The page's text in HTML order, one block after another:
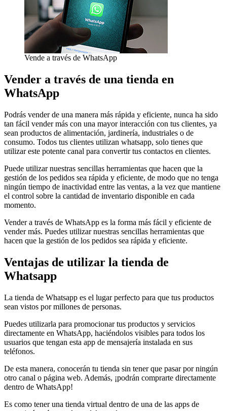
Vende a través de WhatsApp
Vender a través de una tienda en
WhatsApp
Podrás vender de una manera más rápida y eficiente, nunca ha sido
tan fácil vender más con una mayor interacción con tus clientes, ya
sean productos de alimentación, jardinería, industriales o de
consumo. Todos tus clientes utilizan whatsapp, solo tienes que
utilizar este potente canal para convertir tus contactos en clientes.
Puede utilizar nuestras sencillas herramientas que hacen que la
gestión de los pedidos sea rápida y eficiente, de modo que no tenga
ningún tiempo de inactividad entre las ventas, a la vez que mantiene
el control sobre la cantidad de inventario disponible en cada
momento.
Vender a través de WhatsApp es la forma más fácil y eficiente de
vender más. Puedes utilizar nuestras sencillas herramientas que
hacen que la gestión de los pedidos sea rápida y eficiente.
Ventajas de utilizar la tienda de
Whatsapp
La tienda de Whatsapp es el lugar perfecto para que tus productos
sean vistos por millones de personas.
Puedes utilizarla para promocionar tus productos y servicios
directamente en WhatsApp, haciéndolos visibles para todos los
usuarios que tengan esta app de mensajería instalada en sus
teléfonos.
De esta manera, conocerán tu tienda sin tener que pasar por ningún
otro canal o página web. Además, ¡podrán comprarte directamente
dentro de WhatsApp!
Es como tener una tienda virtual dentro de una de las apps de